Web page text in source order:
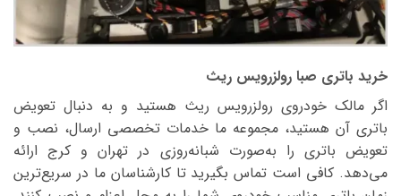
خرید باتری صبا رولزرویس ریث
اگر مالک خودروی رولزرویس ریث هستید و به دنبال تعویض
باتری آن هستید، مجموعه ما خدمات تخصصی ارسال، نصب و
تعویض باتری را به‌صورت شبانه‌روزی در تهران و کرج ارائه
می‌دهد. کافی است تماس بگیرید تا کارشناسان ما در سریع‌ترین